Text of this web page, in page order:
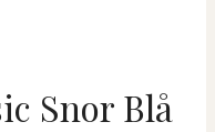
Snor Blå